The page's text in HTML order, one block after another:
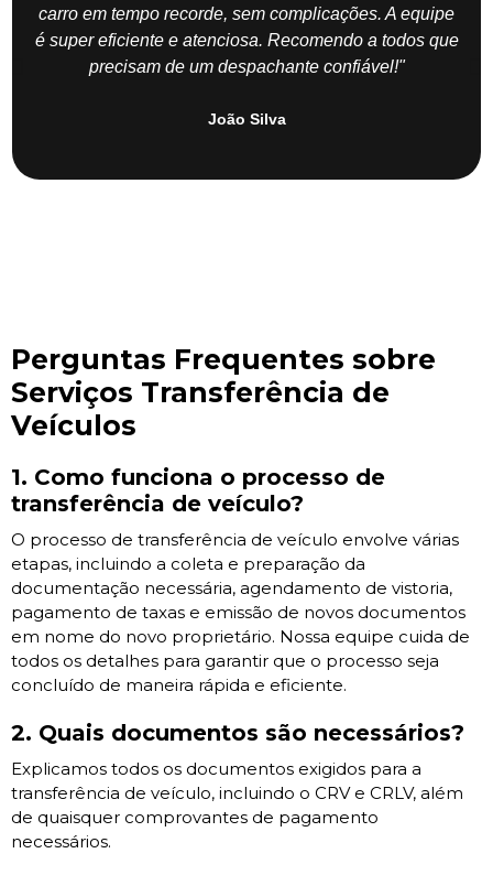
carro em tempo recorde, sem complicações. A equipe
é super eficiente e atenciosa. Recomendo a todos que
precisam de um despachante confiável!"
João Silva
Perguntas Frequentes sobre
Serviços Transferência de
Veículos
1. Como funciona o processo de
transferência de veículo?
O processo de transferência de veículo envolve várias
etapas, incluindo a coleta e preparação da
documentação necessária, agendamento de vistoria,
pagamento de taxas e emissão de novos documentos
em nome do novo proprietário. Nossa equipe cuida de
todos os detalhes para garantir que o processo seja
concluído de maneira rápida e eficiente.
2. Quais documentos são necessários?
Explicamos todos os documentos exigidos para a
transferência de veículo, incluindo o CRV e CRLV, além
de quaisquer comprovantes de pagamento
necessários.